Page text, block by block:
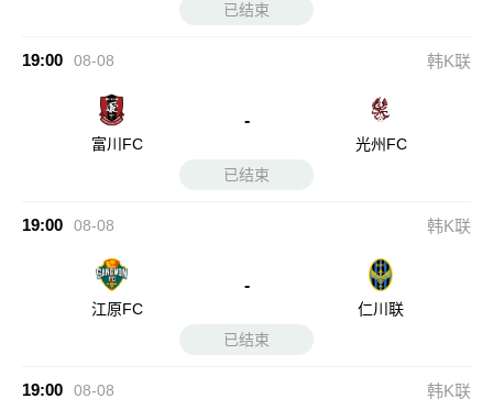
已结束
19:00 08-08 韩K联
富川FC
-
光州FC
已结束
19:00 08-08 韩K联
江原FC
-
仁川联
已结束
19:00 08-08 韩K联